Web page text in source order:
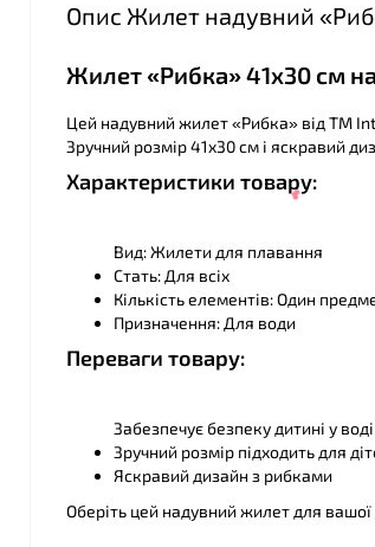
Опис Жилет надувний
Жилет «Рибка» 41x30 см
Цей надувний жилет «Рибка» від ТМ
Зручний розмір 41x30 см і яскравий
Характеристики товару:
Вид: Жилети для плавання
Стать: Для всіх
Кількість елементів: Один
Призначення: Для води
Переваги товару:
Забезпечує безпеку дитині у воді
Зручний розмір підходить для
Яскравий дизайн з рибками
Оберіть цей надувний жилет для вашої